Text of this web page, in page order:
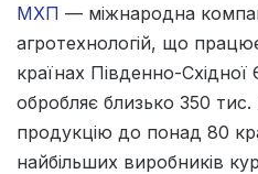
МХП — міжнародна
агротехнологій, що працює
країнах Південно-
обробляє близько 350
продукцію до понад 80
найбільших виробників